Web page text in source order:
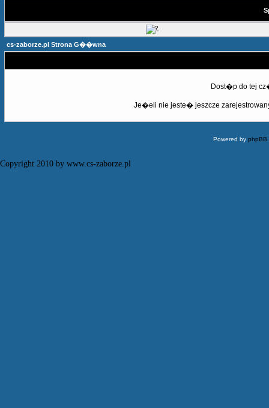
cs-zaborze.pl Strona G��wna
Dost�p do tej
Je�eli nie jeste� jeszcze
Powered byphpBB
Copyright 2010 by www.cs-zaborze.pl